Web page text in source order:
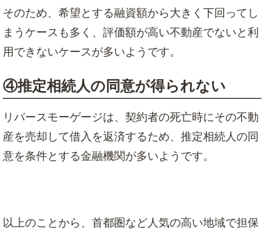
そのため、希望とする融資額から大きく下回ってし
まうケースも多く、評価額が高い不動産でないと利
用できないケースが多いようです。
④推定相続人の同意が得られない
リバースモーゲージは、契約者の死亡時にその不動
産を売却して借入を返済するため、推定相続人の同
意を条件とする金融機関が多いようです。
以上のことから、首都圏など人気の高い地域で担保